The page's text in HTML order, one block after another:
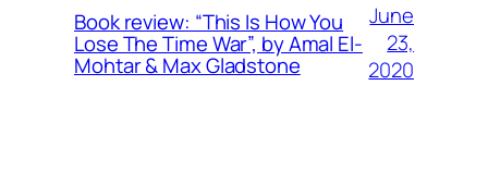
Book review: “This Is How You
Lose The Time War”, by Amal El-
Mohtar & Max Gladstone
June
23,
2020